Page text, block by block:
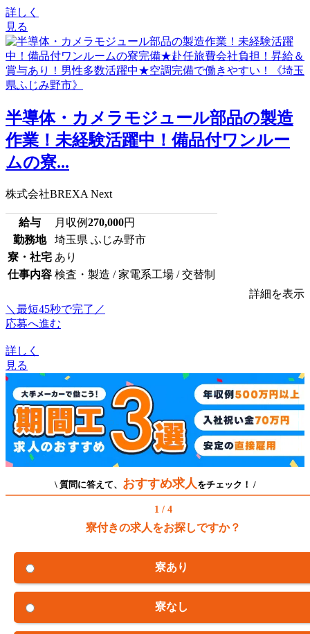
詳しく
見る
半導体・カメラモジュール部品の製造
作業！未経験活躍中！備品付ワンルー
ムの寮...
株式会社BREXA Next
給与 月収例270,000円
勤務地
埼玉県 ふじみ野市
寮・社宅 あり
仕事内容 検査・製造 / 家電系工場 / 交替制
詳細を表示
＼最短45秒で完了／
応募へ進む
詳しく
見る
\ 質問に答えて、 おすすめ求人 をチェック！ /
1 / 4
寮付きの求人をお探しですか？
寮あり
寮なし